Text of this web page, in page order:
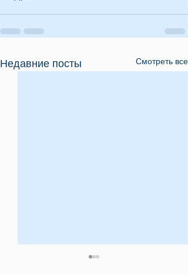
Недавние посты Смотреть все